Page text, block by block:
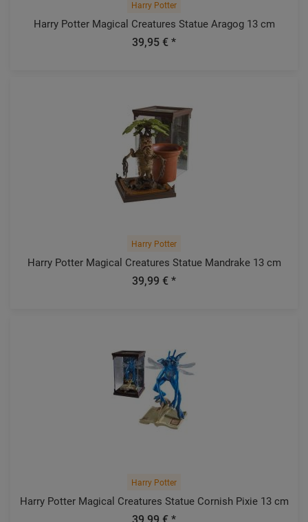
Harry Potter
Harry Potter Magical Creatures Statue Aragog 13 cm
39,95 € *
Harry Potter
Harry Potter Magical Creatures Statue Mandrake 13 cm
39,99 € *
Harry Potter
Harry Potter Magical Creatures Statue Cornish Pixie 13 cm